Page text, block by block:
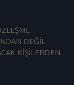
DEĞİL
KİŞİLERDEN